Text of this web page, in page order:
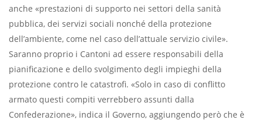
anche «prestazioni di supporto nei settori della sanità
pubblica, dei servizi sociali nonché della protezione
dell’ambiente, come nel caso dell’attuale servizio civile».
Saranno proprio i Cantoni ad essere responsabili della
pianificazione e dello svolgimento degli impieghi della
protezione contro le catastrofi. «Solo in caso di conflitto
armato questi compiti verrebbero assunti dalla
Confederazione», indica il Governo, aggiungendo però che è